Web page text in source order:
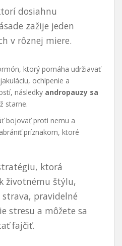
dosiahnu
zažije jeden
v rôznej miere.
ktorý pomáha udržiavať
ochlpenie a
následky andropauzy sa
starne.
bojovať proti nemu a
príznakom, ktoré
ktorá
životnému štýlu,
pravidelné
stresu a môžete sa
fajčiť.